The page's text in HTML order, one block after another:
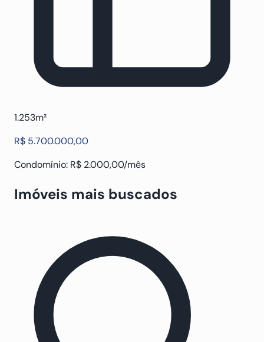
1.253m²
R$ 5.700.000,00
Condomínio: R$ 2.000,00/mês
Imóveis mais buscados